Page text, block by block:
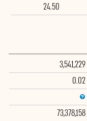
24.50
3,541,229
0.02
73,378,158